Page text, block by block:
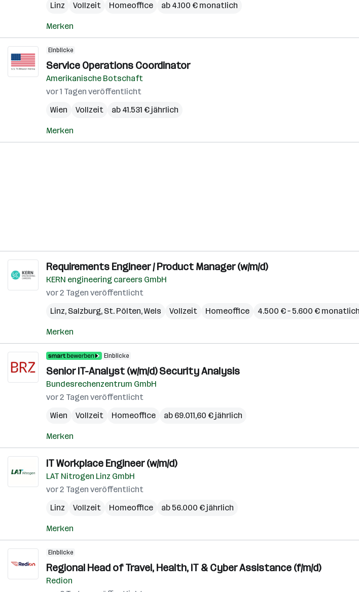
Linz
Vollzeit Homeoffice ab 4.100 € monatlich
Merken
Einblicke
Service Operations Coordinator
Amerikanische Botschaft
vor 1 Tagen veröffentlicht
Wien
Vollzeit ab 41.531 € jährlich
Merken
Requirements Engineer / Product Manager (w/m/d)
KERN engineering careers GmbH
vor 2 Tagen veröffentlicht
Linz, Salzburg, St. Pölten,Wels Vollzeit Homeoffice 4.500 € – 5.600 € monatlich
Merken
Einblicke
Senior IT-Analyst (w/m/d) Security Analysis
Bundesrechenzentrum GmbH
vor 2 Tagen veröffentlicht
Wien
Vollzeit Homeoffice ab 69.011,60 € jährlich
Merken
IT Workplace Engineer (w/m/d)
LAT Nitrogen Linz GmbH
vor 2 Tagen veröffentlicht
Linz
Vollzeit Homeoffice ab 56.000 € jährlich
Merken
Einblicke
Regional Head of Travel, Health, IT & Cyber Assistance (f/m/d)
Redion